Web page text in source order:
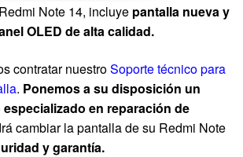
Note 14, incluye pantalla nueva y
OLED de alta calidad.
contratar nuestroSoporte técnico para
. Ponemos a su disposición un
en reparación de
cambiar la pantalla de su Redmi Note
y garantía.